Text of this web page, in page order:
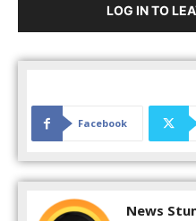
LOG IN TO
Facebook
News